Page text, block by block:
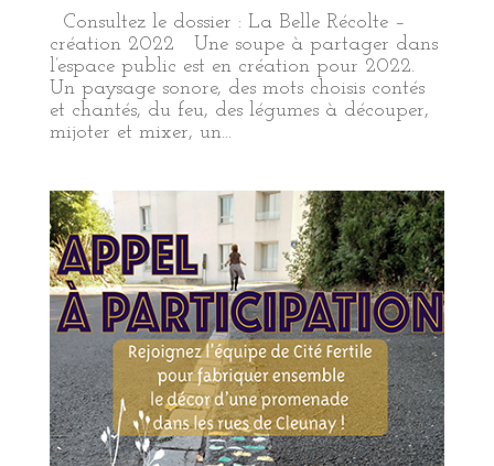
Consultez le dossier : La Belle Récolte –
création 2022 Une soupe à partager dans
l’espace public est en création pour 2022.
Un paysage sonore, des mots choisis contés
et chantés, du feu, des légumes à découper,
mijoter et mixer, un...